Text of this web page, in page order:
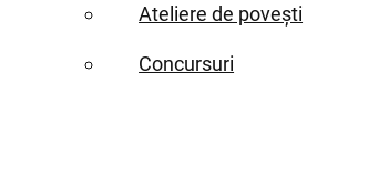
Ateliere de povești
Concursuri